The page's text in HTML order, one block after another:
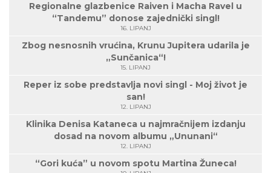
Regionalne glazbenice Raiven i Macha Ravel u
“Tandemu” donose zajednički singl!
16. LIPANJ
Zbog nesnosnih vrućina, Krunu Jupitera udarila je
„Sunčanica“!
15. LIPANJ
Reper iz sobe predstavlja novi singl - Moj život je
san!
12. LIPANJ
Klinika Denisa Kataneca u najmračnijem izdanju
dosad na novom albumu „Ununani“
12. LIPANJ
“Gori kuća” u novom spotu Martina Žuneca!